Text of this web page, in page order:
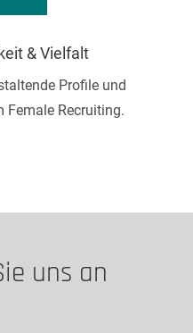
& Vielfalt
Profile und
Female Recruiting.
uns an